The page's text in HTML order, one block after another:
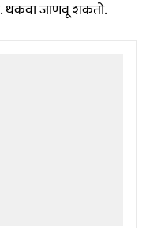
थकवा जाणवू शकतो.